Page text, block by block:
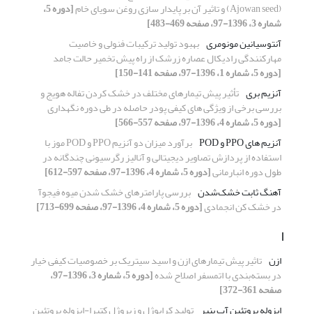
(Ajowan seed) و تاثیر آن بر پایدار سازی روغن سویای خام [دوره 5،
شماره 3، 1396-97، صفحه 469-483]
آنتوسیانین مونومری بهبود تولید ترکیبات فنولی و خاصیت
مهارکنندگی رادیکال عصاره‌ زرشک از راه پیش تخمیر حالت جامد
[دوره 5، شماره 1، 1396-97، صفحه 141-150]
آنزیم بری تأثیر پیش تیمارهای مختلف در خشک کردن تفاله هویج و
بررسی برخی از ویژگی های کیفی پودر حاصله در طی دوره نگهداری
[دوره 5، شماره 4، 1396-97، صفحه 557-566]
آنزیم های PPO و POD
برآورد میزان دو آنزیم‏ PPO و POD موز با
استفاده از پردازش تصاویر دیجیتالی و آنالیز رگرسیونی چندگانه در
طول دوره انبارمانی[دوره 5، شماره 4، 1396-97، صفحه 597-612]
آهنگ ثابت خشک‌شدن بررسی پارامترهای خشک شدن میوه فیجوآ
در خشک کن انجمادی[دوره 5، شماره 4، 1396-97، صفحه 699-713]
ا
ازن تاثیر پیش تیمارهای ازن و اسید سیتریک بر خصوصیات کیفی خیار
در بسته‌بندی با اتمسفر اصلاح شده [دوره 5، شماره 3، 1396-97،
صفحه 361-372]
ایزوله پروتئین آب پنیر تولید کرایوژل و زیروژل کتیرا-ایزوله پروتئین